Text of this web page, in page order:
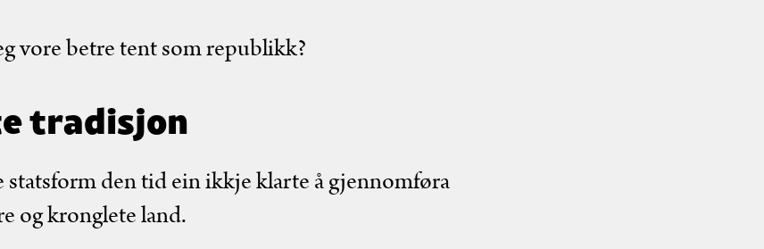
vore betre tent som republikk?
tradisjon
den tid ein ikkje klarte å gjennomføra
og kronglete land.